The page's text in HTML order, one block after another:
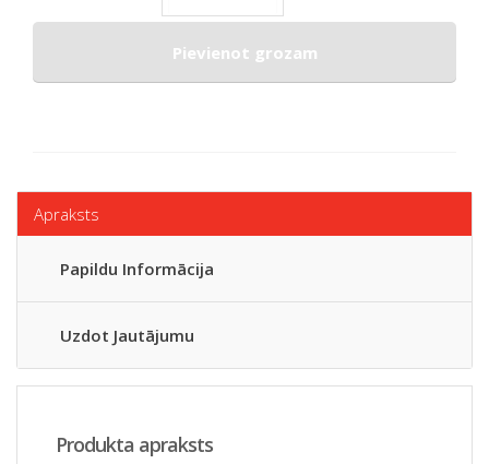
Pievienot grozam
Apraksts
Papildu Informācija
Uzdot Jautājumu
Produkta apraksts